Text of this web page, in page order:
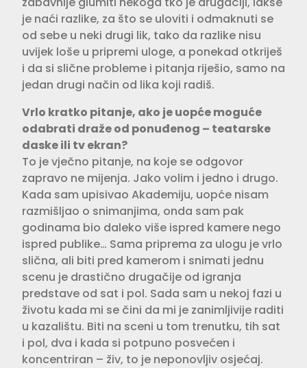
je naći razlike, za što se uloviti i odmaknuti se
od sebe u neki drugi lik, tako da razlike nisu
uvijek loše u pripremi uloge, a ponekad otkriješ
i da si slične probleme i pitanja riješio, samo na
jedan drugi način od lika koji radiš.
Vrlo kratko pitanje, ako je uopće moguće
odabrati draže od ponuđenog – teatarske
daske ili tv ekran?
To je vječno pitanje, na koje se odgovor
zapravo ne mijenja. Jako volim i jedno i drugo.
Kada sam upisivao Akademiju, uopće nisam
razmišljao o snimanjima, onda sam pak
godinama bio daleko više ispred kamere nego
ispred publike… Sama priprema za ulogu je vrlo
slična, ali biti pred kamerom i snimati jednu
scenu je drastično drugačije od igranja
predstave od sat i pol. Sada sam u nekoj fazi u
životu kada mi se čini da mi je zanimljivije raditi
u kazalištu. Biti na sceni u tom trenutku, tih sat
i pol, dva i kada si potpuno posvećen i
koncentriran – živ, to je neponovljiv osjećaj.